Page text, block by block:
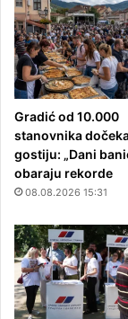
Gradić od 10.000
stanovnika
gostiju: „Dani
obaraju rekorde
08.08.2026 15:31